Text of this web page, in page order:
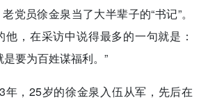
党员徐金泉当了大半辈子的“书记”。
他，在采访中说得最多的一句就是：
要为百姓谋福利。”
年，25岁的徐金泉入伍从军，先后在